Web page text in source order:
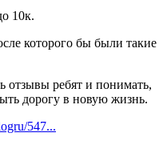
10к.
которого бы были такие
отзывы ребят и понимать,
дорогу в новую жизнь.
547...